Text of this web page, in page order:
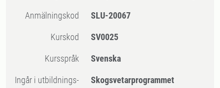
Anmälningskod SLU-20067
Kurskod SV0025
Kursspråk Svenska
Ingår i utbildnings-
Skogsvetarprogrammet